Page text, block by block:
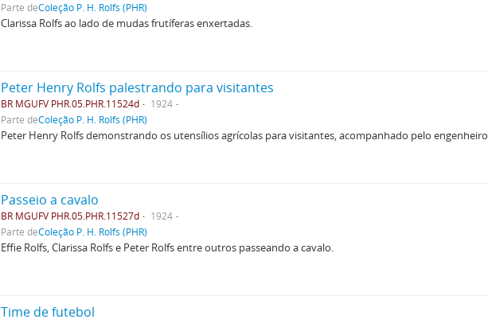
Parte deColeção P. H. Rolfs (PHR)
Clarissa Rolfs ao lado de mudas frutíferas enxertadas.
Peter Henry Rolfs palestrando para visitantes
BR MGUFV PHR.05.PHR.11524d
1924
Parte deColeção P. H. Rolfs (PHR)
Peter Henry Rolfs demonstrando os utensílios agrícolas para visitantes, acompanhado pelo
Passeio a cavalo
BR MGUFV PHR.05.PHR.11527d
1924
Parte deColeção P. H. Rolfs (PHR)
Effie Rolfs, Clarissa Rolfs e Peter Rolfs entre outros passeando a cavalo.
Time de futebol